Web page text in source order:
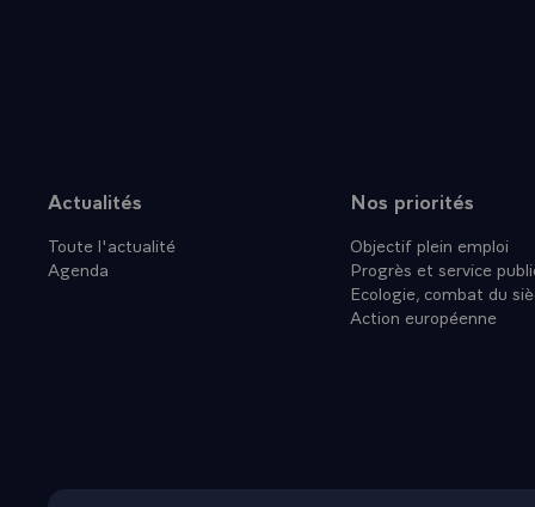
une
des
coeur,
Puisant,
Tunisie et
- D'abord,
les
moyenne.
de mes
intentions,
Je n'oublie
Plan du site
Actualités
Toute l'actualité
Agenda
Nos priorités
Objectif plein emploi
Progrès et service
Ecologie, combat du
Action européenne